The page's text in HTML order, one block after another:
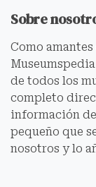
Sobre
Como
de todos los
completo
información
pequeño que
nosotros y lo